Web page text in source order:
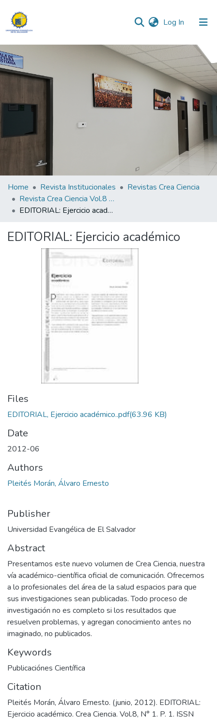
Log In (current)
Communities & Collections
All of DSpace
Home Revista Institucionales
Revistas Crea Ciencia
Revista Crea Ciencia Vol.8 N°1
EDITORIAL: Ejercicio académico
EDITORIAL: Ejercicio académico
Files
EDITORIAL, Ejercicio académico..pdf(63.96 KB)
Date
2012-06
Authors
Pleités Morán, Álvaro Ernesto
Publisher
Universidad Evangélica de El Salvador
Abstract
Presentamos este nuevo volumen de Crea Ciencia, nuestra
vía académico-científica oficial de comunicación. Ofrecemos
a lo profesionales del área de la salud espacios para que
sus investigaciones sean publicadas. Todo proceso de
investigación no es completo si los resultados que
resuelven problemas, y agregan conocimiento antes no
imaginado, no publicados.
Keywords
Publicaciónes Científica
Citation
Pleités Morán, Álvaro Ernesto. (junio, 2012). EDITORIAL:
Ejercicio académico. Crea Ciencia. Vol.8, N° 1. P. 1. ISSN